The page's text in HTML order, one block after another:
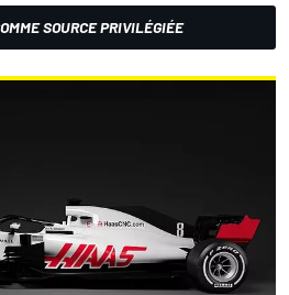
SOURCE PRIVILÉGIÉE